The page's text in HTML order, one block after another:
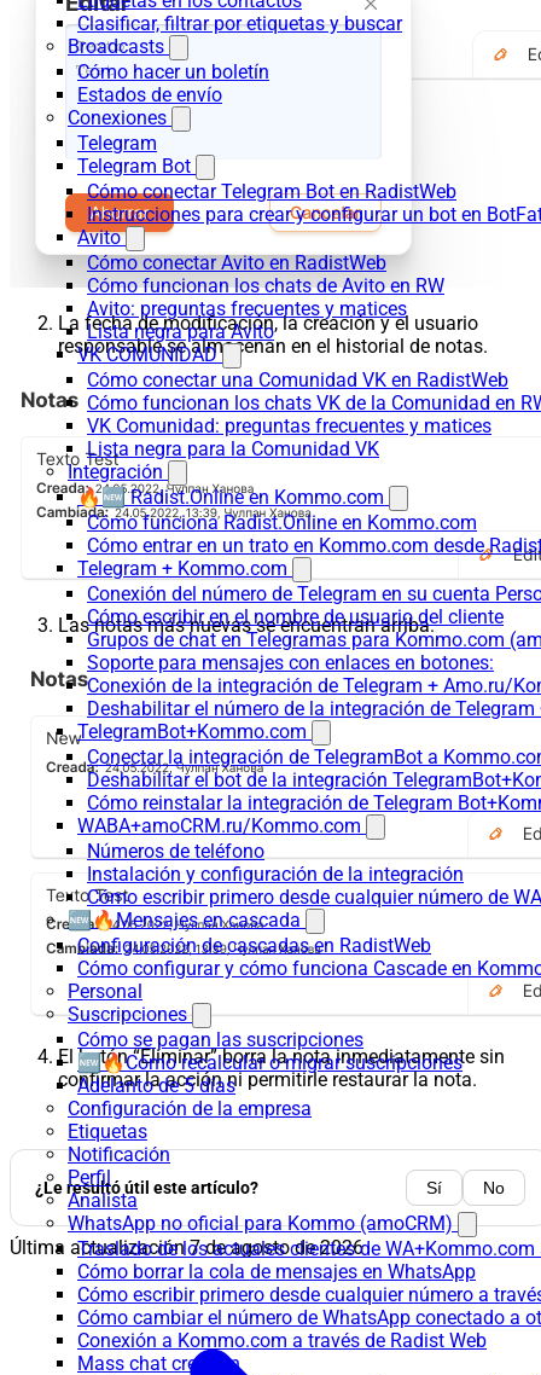
Clasificar, filtrar por etiquetas y buscar
Broadcasts
Cómo hacer un boletín
Estados de envío
Conexiones
Telegram
Telegram Bot
Cómo conectar Telegram Bot en RadistWeb
Instrucciones para crear y configurar un bot en
Avito
Cómo conectar Avito en RadistWeb
Cómo funcionan los chats de Avito en RW
Avito: preguntas frecuentes y matices
Lista negra para Avito
VK COMUNIDAD
Cómo conectar una Comunidad VK en RadistWeb
Cómo funcionan los chats VK de la Comunidad en
VK Comunidad: preguntas frecuentes y matices
Lista negra para la Comunidad VK
Integración
🔥🆕 Radist.Online en Kommo.com
Cómo funciona Radist.Online en Kommo.com
Cómo entrar en un trato en Kommo.com desde
Telegram + Kommo.com
Conexión del número de Telegram en su cuenta
Cómo escribir en el nombre de usuario del cliente
Grupos de chat en Telegramas para Kommo.com
Soporte para mensajes con enlaces en botones:
Conexión de la integración de Telegram + Amo.ru/
Deshabilitar el número de la integración de
TelegramBot+Kommo.com
Conectar la integración de TelegramBot a
Deshabilitar el bot de la integración
Cómo reinstalar la integración de Telegram
WABA+amoCRM.ru/Kommo.com
Números de teléfono
Instalación y configuración de la integración
Cómo escribir primero desde cualquier número de
🆕🔥Mensajes en cascada
Configuración de cascadas en RadistWeb
Cómo configurar y cómo funciona Cascade en
Personal
Suscripciones
Cómo se pagan las suscripciones
🆕🔥Cómo recalcular o migrar suscripciones
Adelanto de 5 días
Configuración de la empresa
Etiquetas
Notificación
Perfil
Analista
WhatsApp no oficial para Kommo (amoCRM)
Traslado de los actuales clientes de
Cómo borrar la cola de mensajes en WhatsApp
Cómo escribir primero desde cualquier número a
Cómo cambiar el número de WhatsApp conectado a
Conexión a Kommo.com a través de Radist Web
Mass chat creation
La fecha de modificación, la creación y el usuario
responsable se almacenan en el historial de notas.
Las notas más nuevas se encuentran arriba.
El botón “Eliminar” borra la nota inmediatamente sin
confirmar la acción ni permitirle restaurar la nota.
¿Le resultó útil este artículo? Sí No
Última actualización7 de agosto de 2026